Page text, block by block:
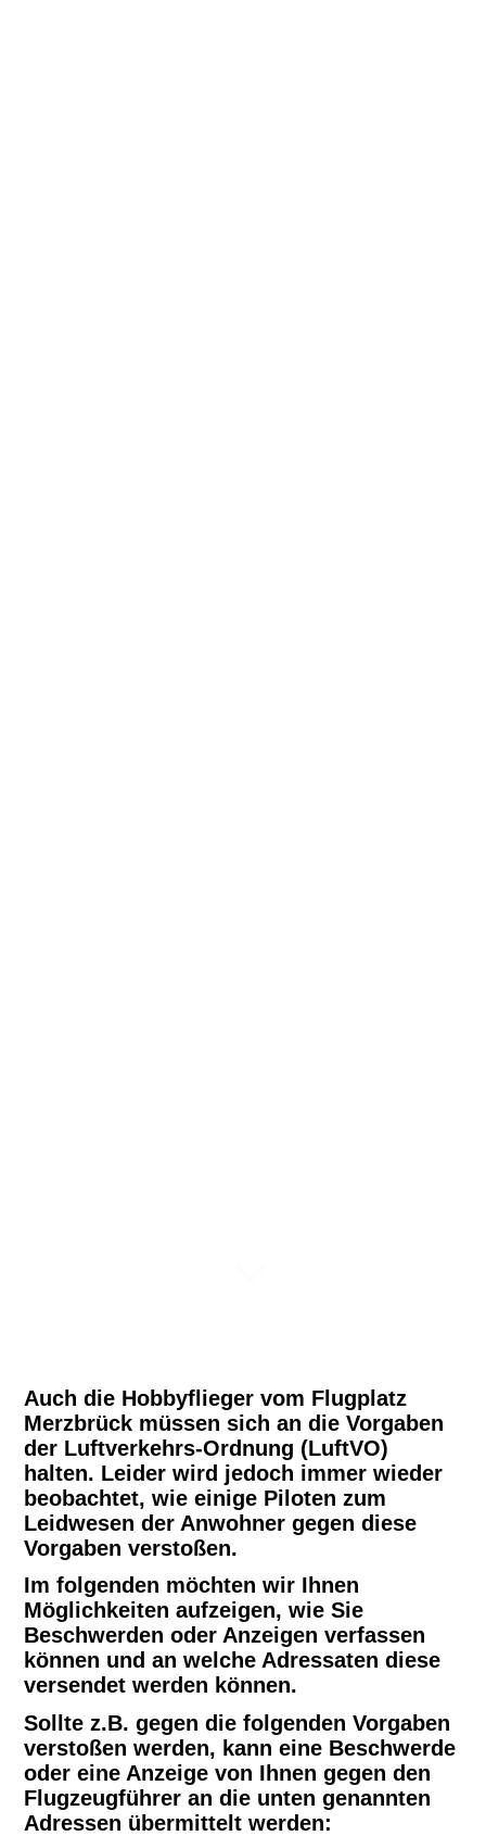
Auch die Hobbyflieger vom Flugplatz
Merzbrück müssen sich an die Vorgaben
der Luftverkehrs-Ordnung (LuftVO)
halten. Leider wird jedoch immer wieder
beobachtet, wie einige Piloten zum
Leidwesen der Anwohner gegen diese
Vorgaben verstoßen.
Im folgenden möchten wir Ihnen
Möglichkeiten aufzeigen, wie Sie
Beschwerden oder Anzeigen verfassen
können und an welche Adressaten diese
versendet werden können.
Sollte z.B. gegen die folgenden Vorgaben
verstoßen werden, kann eine Beschwerde
oder eine Anzeige von Ihnen gegen den
Flugzeugführer an die unten genannten
Adressen übermittelt werden: